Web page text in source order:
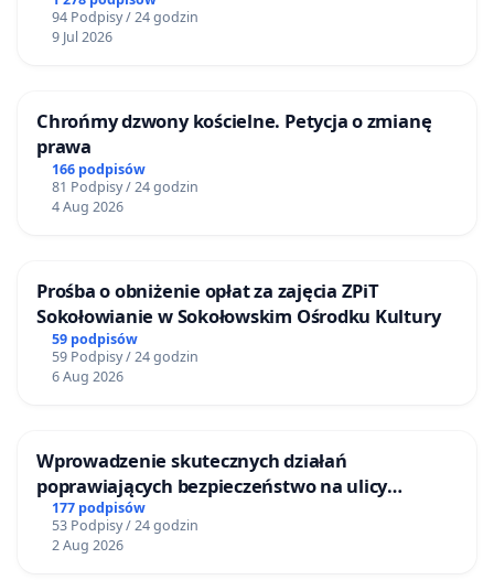
94 Podpisy / 24 godzin
9 Jul 2026
Chrońmy dzwony kościelne. Petycja o zmianę
prawa
166 podpisów
81 Podpisy / 24 godzin
4 Aug 2026
Prośba o obniżenie opłat za zajęcia ZPiT
Sokołowianie w Sokołowskim Ośrodku Kultury
59 podpisów
59 Podpisy / 24 godzin
6 Aug 2026
Wprowadzenie skutecznych działań
poprawiających bezpieczeństwo na ulicy
Żeromskiego w Otwocku
177 podpisów
53 Podpisy / 24 godzin
2 Aug 2026